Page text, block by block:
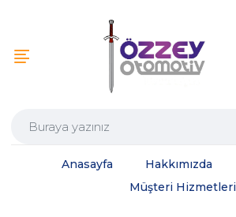
Anasayfa Hakkımızda
Müşteri Hizmetleri